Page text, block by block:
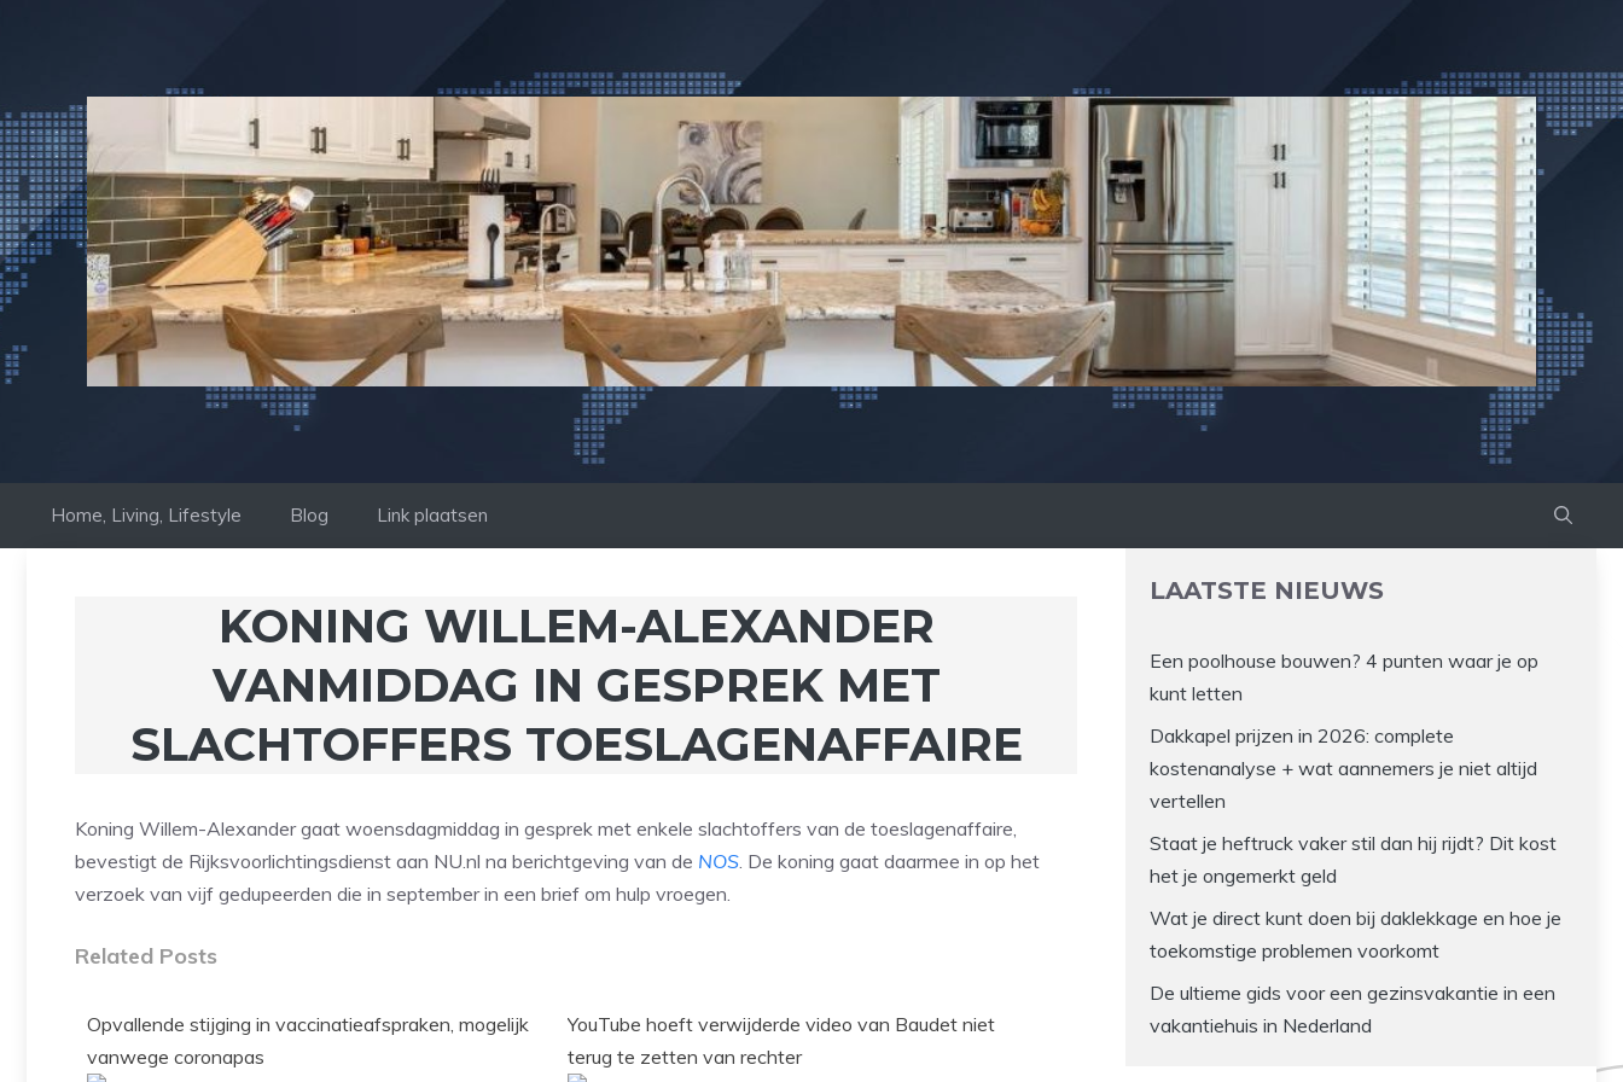
inhoud
Home, Living, Lifestyle Blog Link plaatsen
KONING WILLEM-ALEXANDER
VANMIDDAG IN GESPREK MET
SLACHTOFFERS TOESLAGENAFFAIRE
Koning Willem-Alexander gaat woensdagmiddag in gesprek met enkele slachtoffers van de toeslagenaffaire,
bevestigt de Rijksvoorlichtingsdienst aan NU.nl na berichtgeving van de NOS. De koning gaat daarmee in op het
verzoek van vijf gedupeerden die in september in een brief om hulp vroegen.
Related Posts
Opvallende stijging in vaccinatieafspraken, mogelijk
vanwege coronapas
YouTube hoeft verwijderde video van Baudet niet
terug te zetten van rechter
LAATSTE NIEUWS
Een poolhouse bouwen? 4 punten waar je op
kunt letten
Dakkapel prijzen in 2026: complete
kostenanalyse + wat aannemers je niet altijd
vertellen
Staat je heftruck vaker stil dan hij rijdt? Dit kost
het je ongemerkt geld
Wat je direct kunt doen bij daklekkage en hoe je
toekomstige problemen voorkomt
De ultieme gids voor een gezinsvakantie in een
vakantiehuis in Nederland